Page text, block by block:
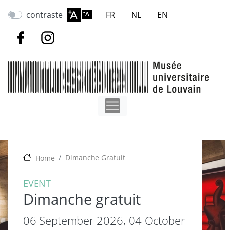
to
contraste FR NL EN
Home Dimanche Gratuit
EVENT
Dimanche gratuit
06 September 2026, 04 October